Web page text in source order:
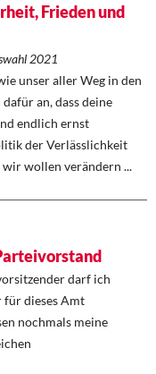
Frieden und
2021
unser aller Weg in den
an, dass deine
endlich ernst
der Verlässlichkeit
wollen verändern ...
darf ich
für dieses Amt
nochmals meine